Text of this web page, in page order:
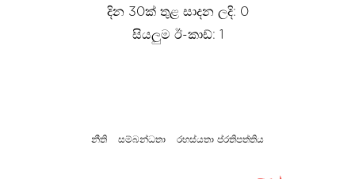
දින 30ක් තුළ සාදන ලදි: 0
සියලුම ඊ-කාඩ්: 1
නීති සම්බන්ධතා රහස්යතා ප්රතිපත්තිය